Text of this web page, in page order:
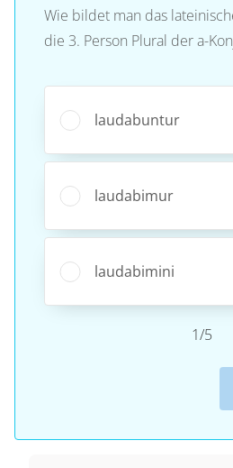
Wie bildet man das
die 3. Person Plural der a-
laudabuntur
laudabimur
laudabimini
1/5